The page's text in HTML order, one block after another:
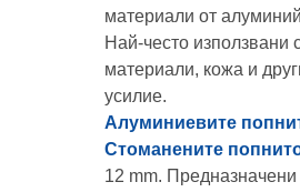
материали от
Най-често използвани
материали, кожа и
усилие.
Алуминиевите
Стоманените
12 mm. Предназначени